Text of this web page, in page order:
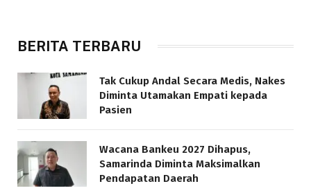
BERITA TERBARU
Tak Cukup Andal Secara Medis, Nakes
Diminta Utamakan Empati kepada
Pasien
Wacana Bankeu 2027 Dihapus,
Samarinda Diminta Maksimalkan
Pendapatan Daerah